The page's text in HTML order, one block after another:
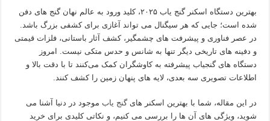
بهترین دستگاه اسکنر گنج یاب ۲۰۲۵، کلید ورود به عالم نهان گنج‌ های دفن‌
شده است؛ جایی که هر سیگنال می‌ تواند آغازی برای کشفی بزرگ باشد.
در عصر فناوری و پیشرفت‌ های چشمگیر، کشف آثار باستانی، فلزات قیمتی
و دفینه‌ های تاریخی دیگر تنها به شانس و حدس متکی نیست. امروز
دستگاه‌ های گنجیاب پیشرفته به کاوشگران کمک می‌کنند تا با دقت بالا و
اطلاعات تصویری سه‌ بعدی، لایه‌ های پنهان زمین را کشف کنند.
در این مقاله، شما با بهترین اسکنر هایگنج‌ یاب موجود در دنیا آشنا می‌
شوید، ویژگی‌ های آن‌ ها را بررسی می‌ کنیم، و نکاتی کلیدی برای خرید